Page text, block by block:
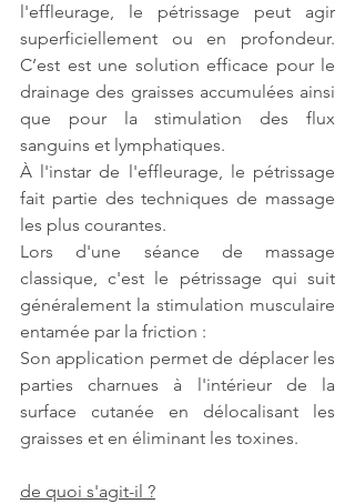
l'effleurage, le pétrissage peut agir
superficiellement ou en profondeur.
C’est est une solution efficace pour le
drainage des graisses accumulées ainsi
que pour la stimulation des flux
sanguins et lymphatiques.
À l'instar de l'effleurage, le pétrissage
fait partie des techniques de massage
les plus courantes.
Lors d'une séance de massage
classique, c'est le pétrissage qui suit
généralement la stimulation musculaire
entamée par la friction :
Son application permet de déplacer les
parties charnues à l'intérieur de la
surface cutanée en délocalisant les
graisses et en éliminant les toxines.
de quoi s'agit-il ?